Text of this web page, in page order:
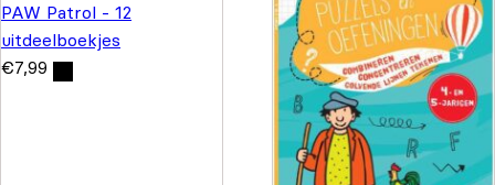
PAW Patrol - 12
uitdeelboekjes
€7,99